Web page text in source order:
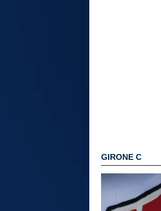
GIRONE C